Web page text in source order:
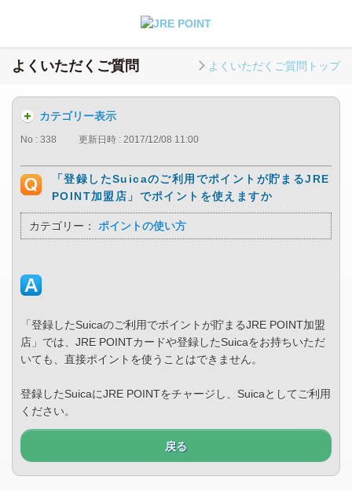
よくいただくご質問 よくいただくご質問トップ
カテゴリー表示
No : 338 更新日時 : 2017/12/08 11:00
「登録したSuicaのご利用でポイントが貯まるJRE
POINT加盟店」でポイントを使えますか
カテゴリー： ポイントの使い方
「登録したSuicaのご利用でポイントが貯まるJRE POINT加盟
店」では、JRE POINTカードや登録したSuicaをお持ちいただ
いても、直接ポイントを使うことはできません。
登録したSuicaにJRE POINTをチャージし、Suicaとしてご利用
ください。
戻る